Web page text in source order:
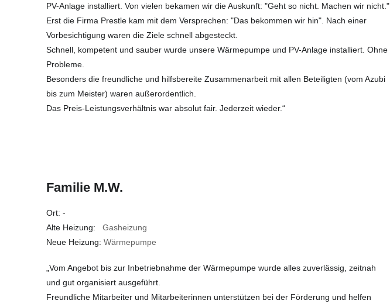
PV-Anlage installiert. Von vielen bekamen wir die Auskunft: "Geht so nicht. Machen wir nicht."
Erst die Firma Prestle kam mit dem Versprechen: "Das bekommen wir hin". Nach einer
Vorbesichtigung waren die Ziele schnell abgesteckt.
Schnell, kompetent und sauber wurde unsere Wärmepumpe und PV-Anlage installiert. Ohne
Probleme.
Besonders die freundliche und hilfsbereite Zusammenarbeit mit allen Beteiligten (vom Azubi
bis zum Meister) waren außerordentlich.
Das Preis-Leistungsverhältnis war absolut fair. Jederzeit wieder.“
Familie M.W.
Ort: -
Alte Heizung: Gasheizung
Neue Heizung: Wärmepumpe
„Vom Angebot bis zur Inbetriebnahme der Wärmepumpe wurde alles zuverlässig, zeitnah
und gut organisiert ausgeführt.
Freundliche Mitarbeiter und Mitarbeiterinnen unterstützen bei der Förderung und helfen